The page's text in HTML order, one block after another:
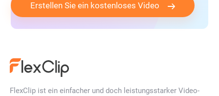
Erstellen Sie ein kostenloses Video
FlexClip ist ein einfacher und doch leistungsstarker Video-